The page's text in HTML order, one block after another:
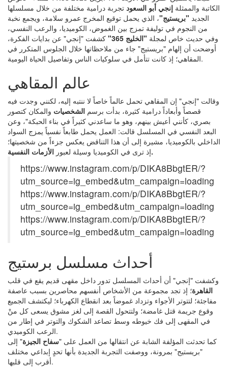
الكاتبة والممثلة إنجي أبو السعود تجربة درامية مختلفة من خلال مسلسلها
الجديد "بريستيج"، الذي يحمل توقيع المخرج عمرو سلامة، ويجمع نخبة
من النجوم في توليفة تمزج بين الغموض، الكوميديا، والرعب النفسي،
وفي حديث خاص لمجلة "الخليج 365"
كشفت "إنجي" عن بدايات الفكرة،
أوضحت أن إلهام "بريستيج" جاء من ملاحظاتها خلال الجلوس المتكرر في
المقاهي؛ إذ كانت تتأمل في سلوكيات الناس وتفاصيل الحياة اليومية.
عالم المقاهي
وقالت "إنجي" إن المقاهي تحمل عالماً خاصاً لا ننتبه إليه، لكنني وجدت فيه
قصصاً وأبعاداً درامية كثيرة، بدأت برسم الشخصيات والمكان كتصور
بصري، كأنني أعيش بينهم، وهو ما ساعدني كثيراً في بناء الحبكة"، وعن
البعد النفسي في المسلسل قالت: العمل يحمل طابعاً نفسياً يمزج السواد
الداخلي بالكوميديا، مشيرة إلى أن هذا التناقض يعكس جزءاً من شخصيتها؛
إذ ترى في الكوميديا وسيلة لعبورالأزمات النفسية.
https://www.instagram.com/p/DIKA8BbgtER/?
utm_source=ig_embed&utm_campaign=loading
https://www.instagram.com/p/DIKA8BbgtER/?
utm_source=ig_embed&utm_campaign=loading
https://www.instagram.com/p/DIKA8BbgtER/?
utm_source=ig_embed&utm_campaign=loading
أحداث مسلسل برستيج
وكشفت "إنجي" أن أحداث المسلسل تدور داخل مقهى قديم يقع في قلب
القاهرة؛ إذ تجد مجموعة من الأشخاص أنفسهم محاصرين بسبب عاصفة
مفاجئة؛ لتتوتر الأجواء وتزداد غموضاً بعد انقطاع الكهرباء؛ ليكتشف الجميع
وقوع جريمة قتل غامضة؛ ولتتحول القصة إلى لغز مشوق يسعى كل منْ
في المقهى إلى فك خيوطه وسط تصاعد الشكوك والتوتر في إطار من
الرعب الكوميدي.
كما تحدثت المؤلفة الشابة عن انتقالها من العمل على "سفاح الجيزة" إلى
"بريستيج" بمرونة، ووصفت التجربة الجديدة بأنها تحدٍ إبداعي مختلف
أقرب إلى قلبها.